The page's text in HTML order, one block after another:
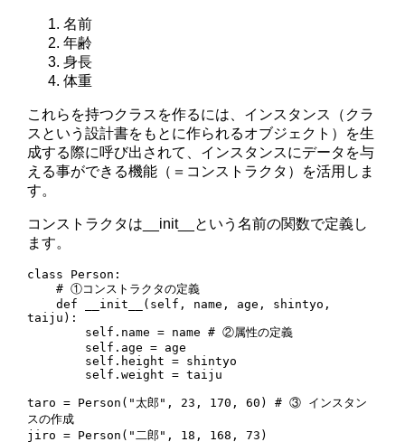
名前
年齢
身長
体重
これらを持つクラスを作るには、インスタンス（クラ
スという設計書をもとに作られるオブジェクト）を生
成する際に呼び出されて、インスタンスにデータを与
える事ができる機能（＝コンストラクタ）を活用しま
す。
コンストラクタは__init__という名前の関数で定義し
ます。
class Person:
    # ①コンストラクタの定義
    def __init__(self, name, age, shintyo,
taiju):
taro = Person("太郎", 23, 170, 60) # ③ インスタン
スの作成
jiro = Person("二郎", 18, 168, 73)